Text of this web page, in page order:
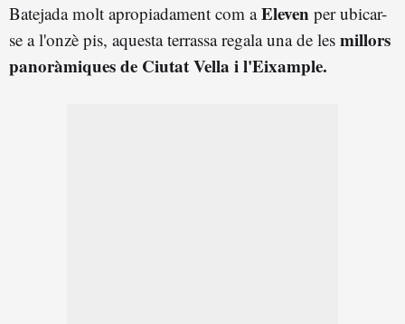
Batejada molt apropiadament com aEleven per ubicar-
se a l'onzè pis, aquesta terrassa regala una de les millors
panoràmiques de Ciutat Vella i l'Eixample.